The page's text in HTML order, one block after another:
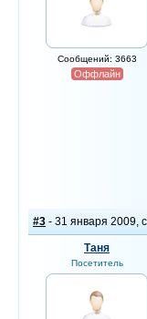
Сообщений: 3663
Оффлайн
#3 - 31 января 2009,
Таня
Посетитель